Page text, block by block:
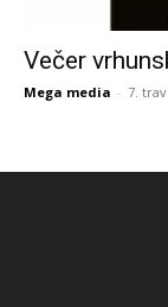
Večer
Mega media - 7.